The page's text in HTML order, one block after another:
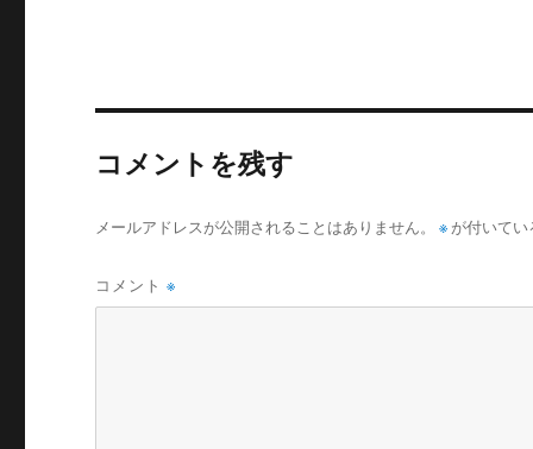
コメントを残す
メールアドレスが公開されることはありません。 ※ が付いて
コメント※